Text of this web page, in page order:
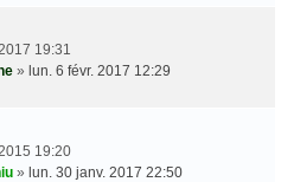
19:31
» lun. 6 févr. 2017 12:29
19:20
» lun. 30 janv. 2017 22:50